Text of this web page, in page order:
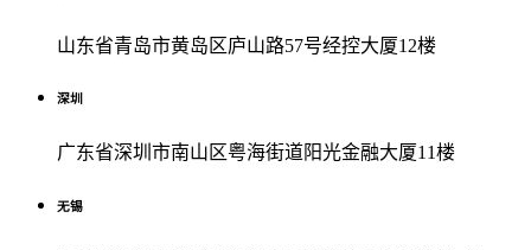
山东省青岛市黄岛区庐山路57号经控大厦12楼
深圳
广东省深圳市南山区粤海街道阳光金融大厦11楼
无锡